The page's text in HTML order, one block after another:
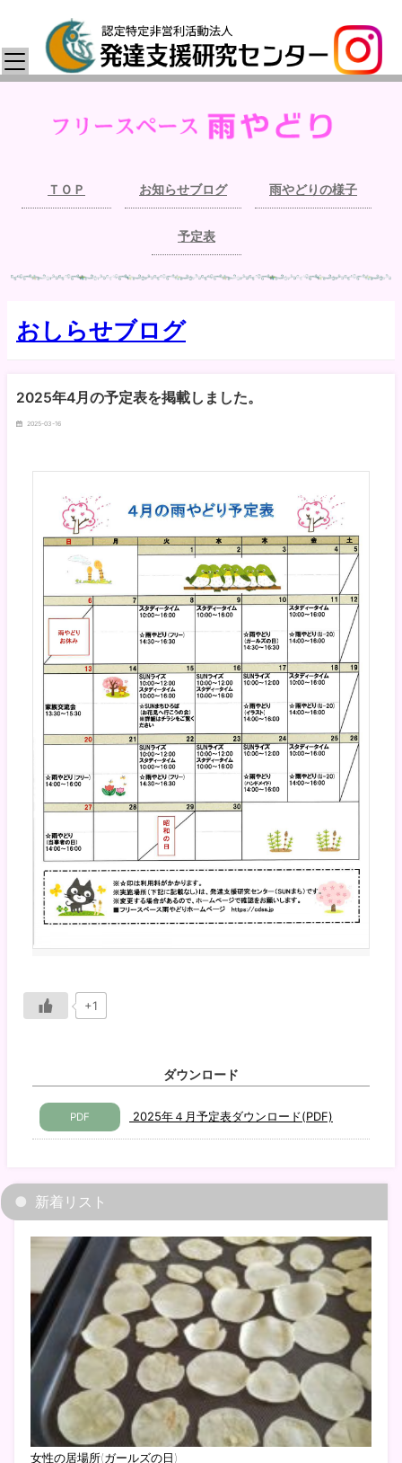
ＴＯＰ お知らせブログ 雨やどりの様子
予定表
おしらせブログ
2025年4月の予定表を掲載しました。
2025-03-16
+1
ダウンロード
PDF 2025年４月予定表ダウンロード(PDF)
新着リスト
女性の居場所(ガールズの日)